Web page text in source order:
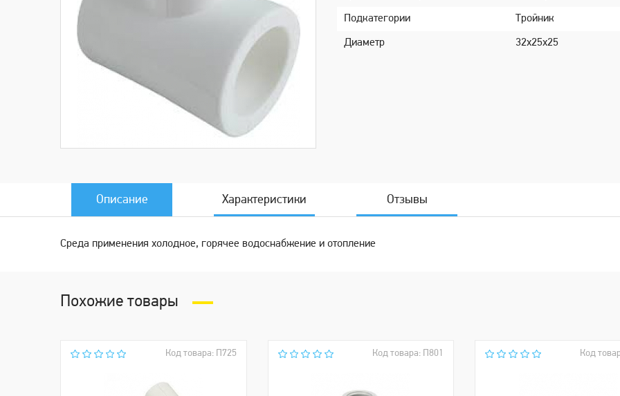
Подкатeгории Тройник
Диaметр 32х25х25
Описание Характеристики Отзывы
Среда применения холодное, горячее водоснабжение и отопление
Похожие товары
Код товара: П725 Код товара: П801 Код